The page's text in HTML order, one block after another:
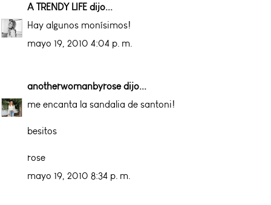
A TRENDY LIFE dijo...
Hay algunos monísimos!
mayo 19, 2010 4:04 p. m.
anotherwomanbyrosedijo...
me encanta la sandalia de santoni!
besitos
rose
mayo 19, 2010 8:34 p. m.